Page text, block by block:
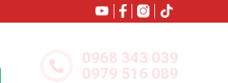
0968 343 039
0979 516 089